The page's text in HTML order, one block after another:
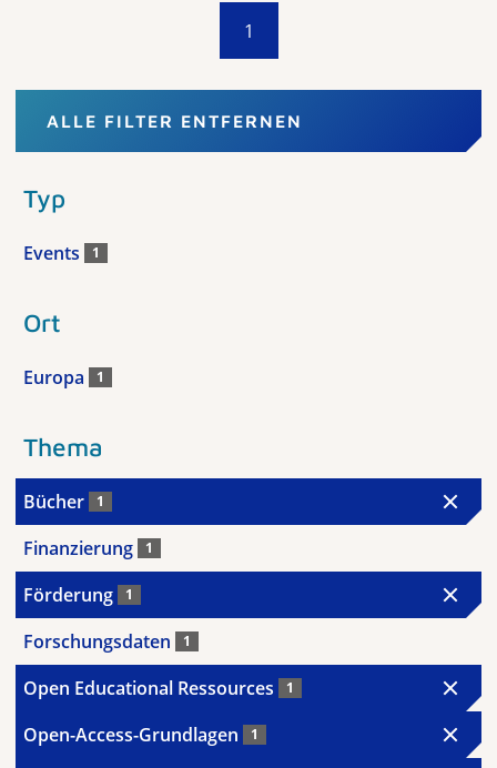
1
ALLE FILTER ENTFERNEN
Typ
Events 1
Ort
Europa 1
Thema
Bücher 1
Finanzierung 1
Förderung 1
Forschungsdaten 1
Open Educational Ressources 1
Open-Access-Grundlagen 1